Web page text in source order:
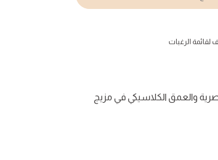
لقائمة الرغبات
والعمق الكلاسيكي في مزيج